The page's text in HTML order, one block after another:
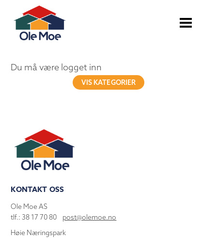
Du må være logget inn
VIS KATEGORIER
KONTAKT OSS
Ole Moe AS
tlf.: 38 17 70 80 post@olemoe.no
Høie Næringspark